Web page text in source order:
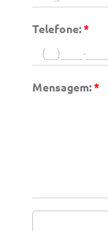
Telefone:*
Mensagem:*